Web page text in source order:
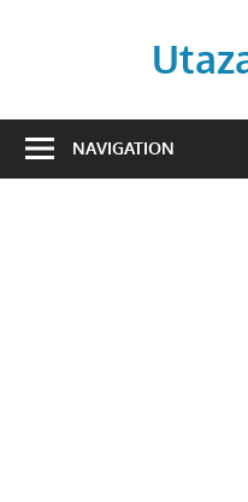
NAVIGATION